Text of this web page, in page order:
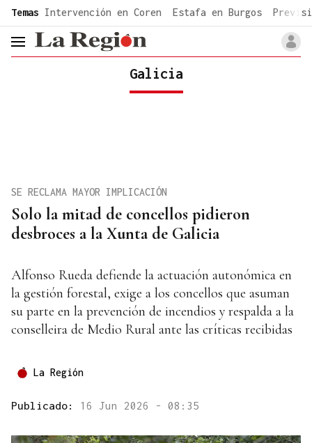
common.go-to-content
Temas Intervención en Coren Estafa en Burgos
header.menu.open
Galicia
Solo la mitad de concellos pidieron
desbroces a la Xunta de Galicia
SE RECLAMA MAYOR IMPLICACIÓN
Alfonso Rueda defiende la actuación autonómica en
la gestión forestal, exige a los concellos que asuman
su parte en la prevención de incendios y respalda a la
conselleira de Medio Rural ante las críticas recibidas
La Región
Publicado: 16 Jun 2026 - 08:35